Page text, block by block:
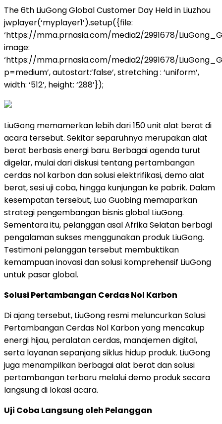
The 6th LiuGong Global Customer Day Held in Liuzhou
jwplayer(‘myplayer1’).setup({file:
‘https://mma.prnasia.com/media2/2991678/
image:
‘https://mma.prnasia.com/media2/2991678/
p=medium’, autostart:’false’, stretching : ‘uniform’,
width: ‘512’, height: ‘288’});
LiuGong memamerkan lebih dari 150 unit alat berat di
acara tersebut. Sekitar separuhnya merupakan alat
berat berbasis energi baru. Berbagai agenda turut
digelar, mulai dari diskusi tentang pertambangan
cerdas nol karbon dan solusi elektrifikasi, demo alat
berat, sesi uji coba, hingga kunjungan ke pabrik. Dalam
kesempatan tersebut, Luo Guobing memaparkan
strategi pengembangan bisnis global LiuGong.
Sementara itu, pelanggan asal Afrika Selatan berbagi
pengalaman sukses menggunakan produk LiuGong.
Testimoni pelanggan tersebut membuktikan
kemampuan inovasi dan solusi komprehensif LiuGong
untuk pasar global.
Solusi Pertambangan Cerdas Nol Karbon
Di ajang tersebut, LiuGong resmi meluncurkan Solusi
Pertambangan Cerdas Nol Karbon yang mencakup
energi hijau, peralatan cerdas, manajemen digital,
serta layanan sepanjang siklus hidup produk. LiuGong
juga menampilkan berbagai alat berat dan solusi
pertambangan terbaru melalui demo produk secara
langsung di lokasi acara.
Uji Coba Langsung oleh Pelanggan